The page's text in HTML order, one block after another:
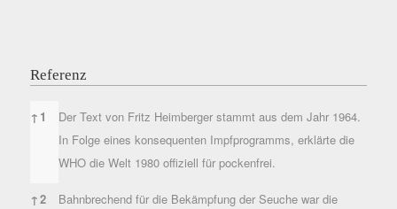
Referenz
↑ 1
Der Text von Fritz Heimberger stammt aus dem Jahr 1964.
In Folge eines konsequenten Impfprogramms, erklärte die
WHO die Welt 1980 offiziell für pockenfrei.
↑2
Bahnbrechend für die Bekämpfung der Seuche war die